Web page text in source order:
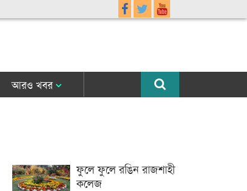
আরও খবর
ফুলে ফুলে রঙিন রাজশাহী
কলেজ